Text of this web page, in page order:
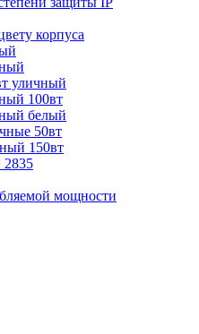
корпуса
уличный
100вт
белый
50вт
150вт
2835
мощности